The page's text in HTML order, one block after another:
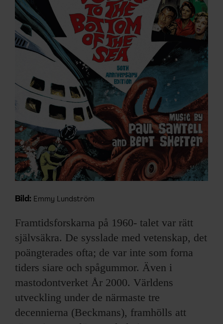
SKRIV I F&F
PRENUMERERA PÅ F&F
ANNONSERA I F&F
OM F&F
Bild: Emmy Lundström
Framtidsforskarna på 1960- talet var rätt
självsäkra. De sysslade med vetenskap, det
poängterades ofta; de var inte som forna
tiders siare och spågummor. Även i
mastodontverket År 2000. Världens
utveckling under de närmaste tre
decennierna (Beckmans), framhölls att